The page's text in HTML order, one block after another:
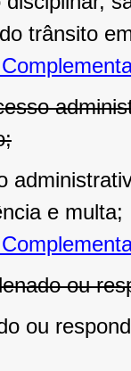
trânsito
e multa;
ou
ou